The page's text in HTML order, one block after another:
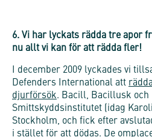
6. Vi har lyckats rädda tre apor
nu allt vi kan för att rädda fler!
I december 2009 lyckades vi
Defenders International att
djurförsök. Bacill, Bacillusk och
Smittskyddsinstitutet (idag
Stockholm, och fick efter
i stället för att dödas. De